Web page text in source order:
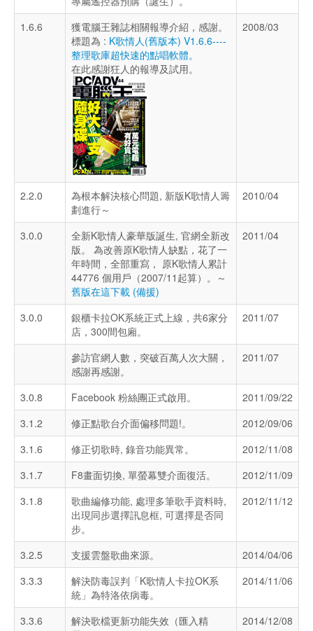
1.6.6
獲電腦王雜誌相關報導介紹，感謝。
標題為 : K歌情人(舊版本) V1.6.6----
整理歌庫超快速的點唱軟體。
在此感謝狂人的報導及試用。
2008/03
2.2.0
為根本解決核心問題, 新版K歌情人籌
劃進行～
2010/04
3.0.0
全新K歌情人豪華版誕生, 官網全新改
版。 為改善原K歌情人缺點，花了一
年時間，全部重寫， 原K歌情人累計
44776 個用戶（2007/11起算）。～
舊版在這下載 (備援)
2011/04
3.0.0
銀櫃卡拉OK系統正式上線，共6家分
店，300間包廂。
2011/07
參訪官網人數，突破百萬人次大關，
感謝再感謝。
2011/07
3.0.8 Facebook 粉絲團正式啟用。
2011/09/22
3.1.2
修正點歌台介面偏移問題!。
2012/09/06
3.1.6
修正切歌時, 錄音功能異常。
2012/11/08
3.1.7
F8畫面切換, 單螢幕雙介面復活。
2012/11/09
3.1.8
歌曲編修功能, 處理多筆歌手資料時,
出現同步選擇訊息框, 可選擇是否同
步。
2012/11/12
3.2.5 支援雲盤歌曲來源。
2014/04/06
3.3.3
解決防毒誤判「K歌情人卡拉OK系
統」為特洛依病毒。
2014/11/06
3.3.6
解決歌檔更新功能失效（匯入精
2014/12/08